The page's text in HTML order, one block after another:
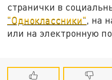
странички в
"Одноклассники" , на
или на электронную